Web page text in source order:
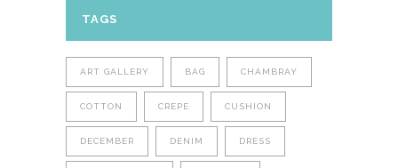
TAGS
ART GALLERY BAG CHAMBRAY
COTTON CREPE CUSHION
DECEMBER DENIM DRESS